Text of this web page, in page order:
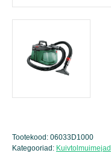
Tootekood: 06033D1000
Kategooriad: Kuivtolmuimejad